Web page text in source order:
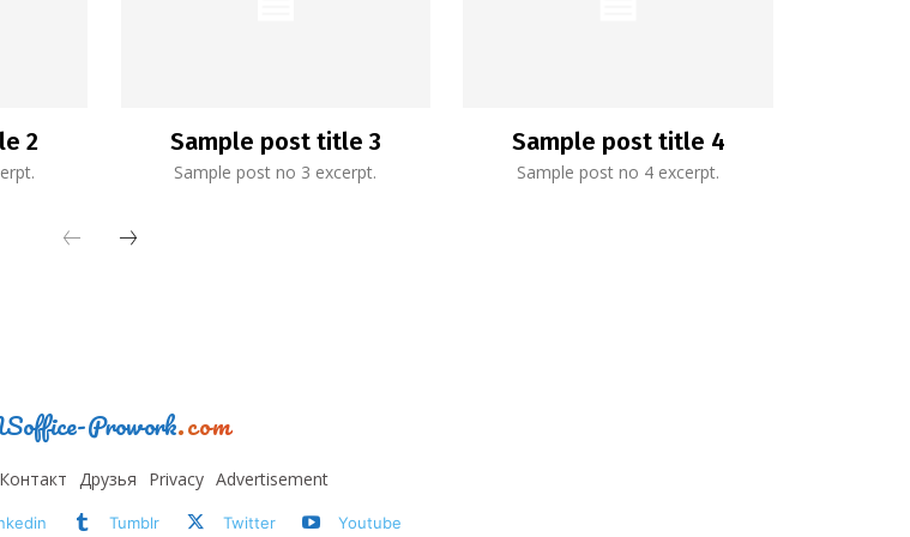
2 Sample post title 3
Sample post no 3 excerpt.
Sample post title 4
Sample post no 4 excerpt.
Prowork.com
Контакт Друзья Privacy Advertisement
Tumblr Twitter Youtube